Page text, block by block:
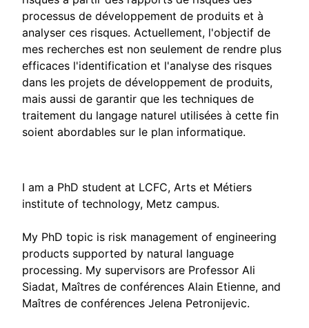
processus de développement de produits et à
analyser ces risques. Actuellement, l'objectif de
mes recherches est non seulement de rendre plus
efficaces l'identification et l'analyse des risques
dans les projets de développement de produits,
mais aussi de garantir que les techniques de
traitement du langage naturel utilisées à cette fin
soient abordables sur le plan informatique.
I am a PhD student at LCFC, Arts et Métiers
institute of technology, Metz campus.
My PhD topic is risk management of engineering
products supported by natural language
processing. My supervisors are Professor Ali
Siadat, Maîtres de conférences Alain Etienne, and
Maîtres de conférences Jelena Petronijevic.